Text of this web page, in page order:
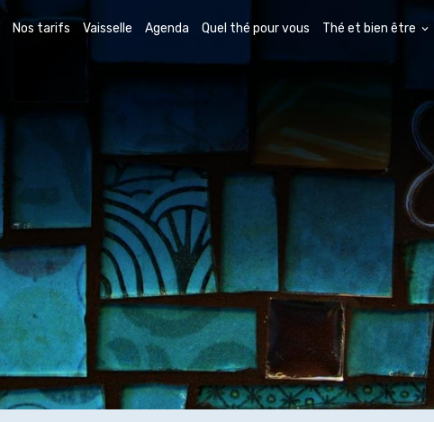
Nos tarifs Vaisselle Agenda Quel thé pour vous Thé et bien être